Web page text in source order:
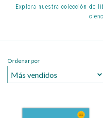
Explora nuestra colección de
Ordenar por